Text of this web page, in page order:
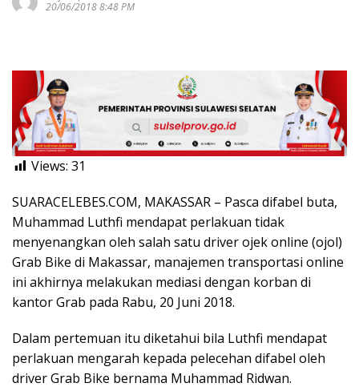
20/06/2018 8:48 PM
Views: 31
SUARACELEBES.COM, MAKASSAR – Pasca difabel buta,
Muhammad Luthfi mendapat perlakuan tidak
menyenangkan oleh salah satu driver ojek online (ojol)
Grab Bike di Makassar, manajemen transportasi online
ini akhirnya melakukan mediasi dengan korban di
kantor Grab pada Rabu, 20 Juni 2018.
Dalam pertemuan itu diketahui bila Luthfi mendapat
perlakuan mengarah kepada pelecehan difabel oleh
driver Grab Bike bernama Muhammad Ridwan.